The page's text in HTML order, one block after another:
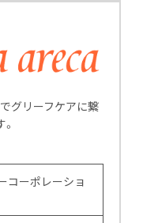
グリーフケアに繋
コーポレーショ